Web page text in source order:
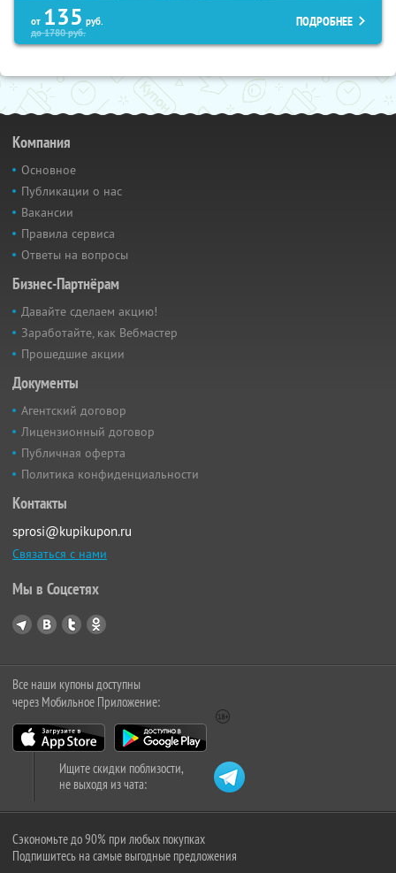
от 135 руб.
до1780руб.
ПОДРОБНЕЕ
Компания
Основное
Публикации о нас
Вакансии
Правила сервиса
Ответы на вопросы
Бизнес-Партнёрам
Давайте сделаем акцию!
Заработайте, как Вебмастер
Прошедшие акции
Документы
Агентский договор
Лицензионный договор
Публичная оферта
Политика конфиденциальности
Контакты
sprosi@kupikupon.ru
Связаться с нами
Мы в Соцсетях
Все наши купоны доступны
через Мобильное Приложение:
Ищите скидки поблизости,
не выходя из чата:
Сэкономьте до 90% при любых покупках
Подпишитесь на самые выгодные предложения